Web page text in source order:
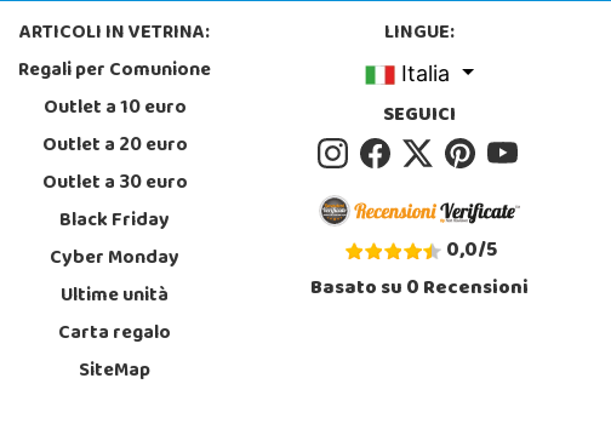
ARTICOLI IN VETRINA:
Regali per Comunione
Outlet a 10 euro
Outlet a 20 euro
Outlet a 30 euro
Black Friday
Cyber Monday
Ultime unità
Carta regalo
SiteMap
LINGUE:
Italia
SEGUICI
0,0/5
Basato su0Recensioni